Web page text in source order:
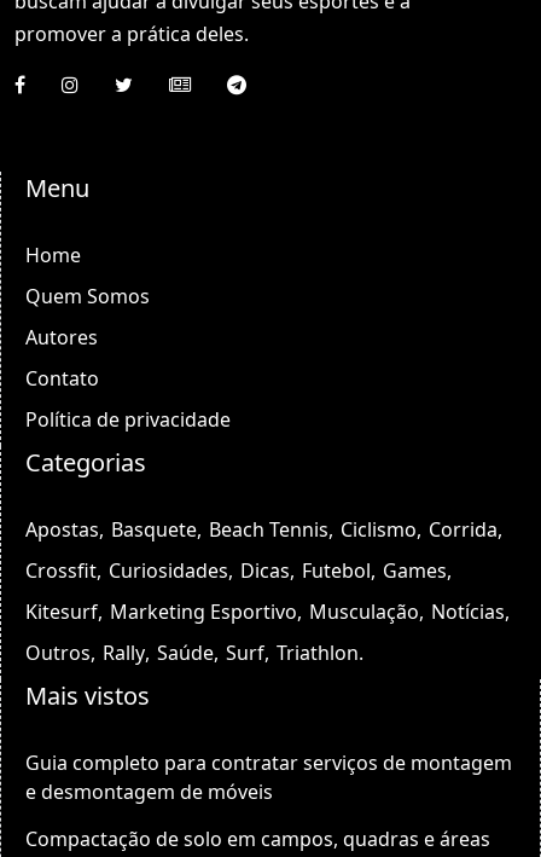
promover a prática deles.
Menu
Home
Quem Somos
Autores
Contato
Política de privacidade
Categorias
Apostas Basquete Beach Tennis Ciclismo Corrida
Crossfit Curiosidades Dicas Futebol Games
Kitesurf Marketing Esportivo Musculação Notícias
Outros Rally Saúde Surf Triathlon
Mais vistos
Guia completo para contratar serviços de montagem
e desmontagem de móveis
Compactação de solo em campos, quadras e áreas